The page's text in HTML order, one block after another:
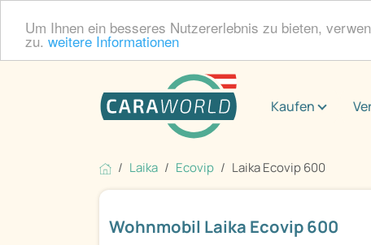
Um Ihnen ein besseres Nutzererlebnis zu bieten,
zu. weitere Informationen
Kaufen
Laika Ecovip Laika Ecovip 600
Wohnmobil Laika Ecovip 600